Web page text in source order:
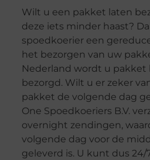
Wilt u een pakket laten
deze iets minder haast?
spoedkoerier een
het bezorgen van uw
Nederland wordt u pakket
bezorgd. Wilt u er zeker
pakket de volgende dag
One Spoedkoeriers B.V.
overnight zendingen,
volgende dag voor de
geleverd is. U kunt dus